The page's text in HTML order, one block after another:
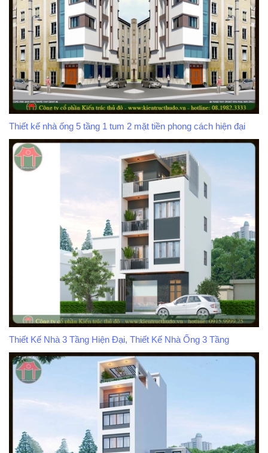
Thiết kế nhà ống 5 tầng 1 tum 2 mặt tiền phong cách hiện đại
Thiết Kế Nhà 3 Tầng Hiện Đại, Thiết Kế Nhà Ống 3 Tầng